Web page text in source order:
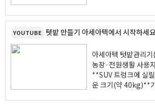
인성과 조작성을 높
인, 60년 분무 기술
구조까지. 방제 성능
을 현장에서 체감할
개선했습니다.
여기에 LED 풀등화,
ASS6 자동 조향까지
해지고 결과는 더 확
YOUTUBE 텃밭 만들기 아세아텍에서 시작하세
아세아텍 텃밭관리
농장·전원생활 사용
**SUV 트렁크에 실
운 크기(약 40kg)**